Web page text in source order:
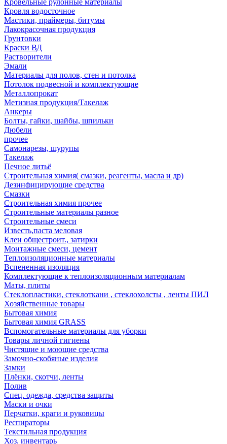
Кровельные рулонные материалы
Кровля водосточное
Мастики, праймеры, битумы
Лакокрасочная продукция
Грунтовки
Краски ВД
Растворители
Эмали
Материалы для полов, стен и потолка
Потолок подвесной и комплектующие
Металлопрокат
Метизная продукция/Такелаж
Анкеры
Болты, гайки, шайбы, шпильки
Дюбели
прочее
Самонарезы, шурупы
Такелаж
Печное литьё
Строительная химия( смазки, реагенты, масла и др)
Дезинфицирующие средства
Смазки
Строительная химия прочее
Строительные материалы разное
Строительные смеси
Известь,паста меловая
Клеи общестроит., затирки
Монтажные смеси, цемент
Теплоизоляционные материалы
Вспененная изоляция
Комплектующие к теплоизоляционным материалам
Маты, плиты
Стеклопластики, стеклоткани , стеклохолсты , ленты ПИЛ
Хозяйственные товары
Бытовая химия
Бытовая химия GRASS
Вспомогательные материалы для уборки
Товары личной гигиены
Чистящие и моющие средства
Замочно-скобяные изделия
Замки
Плёнки, скотчи, ленты
Полив
Спец. одежда, средства защиты
Маски и очки
Перчатки, краги и руковицы
Респираторы
Текстильная продукция
Хоз. инвентарь